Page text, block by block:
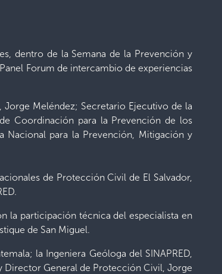
dentro de la Semana de la Prevención y
Forum de intercambio de experiencias
Meléndez; Secretario Ejecutivo de la
Coordinación para la Prevención de los
Nacional para la Prevención, Mitigación y
de Protección Civil de El Salvador,
la participación técnica del especialista en
de San Miguel.
la Ingeniera Geóloga del SINAPRED,
Director General de Protección Civil, Jorge